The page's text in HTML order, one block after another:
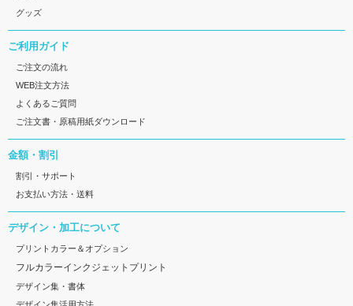
グッズ
ご利用ガイド
ご注文の流れ
WEB注文方法
よくあるご質問
ご注文書・原稿用紙ダウンロード
金額・割引
割引・サポート
お支払い方法・送料
デザイン・加工について
プリントカラー＆オプション
フルカラーインクジェットプリント
デザイン集・書体
デザイン集活用方法